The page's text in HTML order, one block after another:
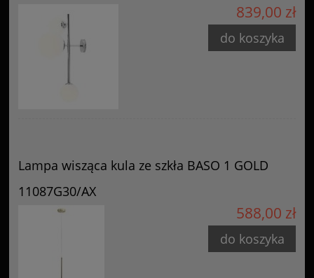
839,00 zł
do koszyka
Lampa wisząca kula ze szkła BASO 1 GOLD
11087G30/AX
588,00 zł
do koszyka